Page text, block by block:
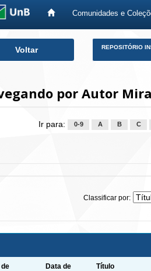
Comunidades e
Voltar REPOSITÓRIO
por Autor
Ir para: 0-9 A B C
Classificar por:
Data de
Título